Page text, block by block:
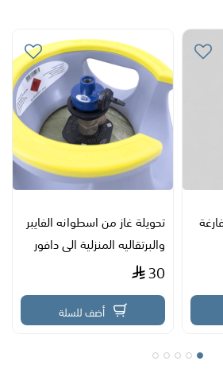
( فارغة
تحويلة غاز من اسطوانه الفايبر
والبرتقاليه المنزلية الى دافور
30
أضف للسلة